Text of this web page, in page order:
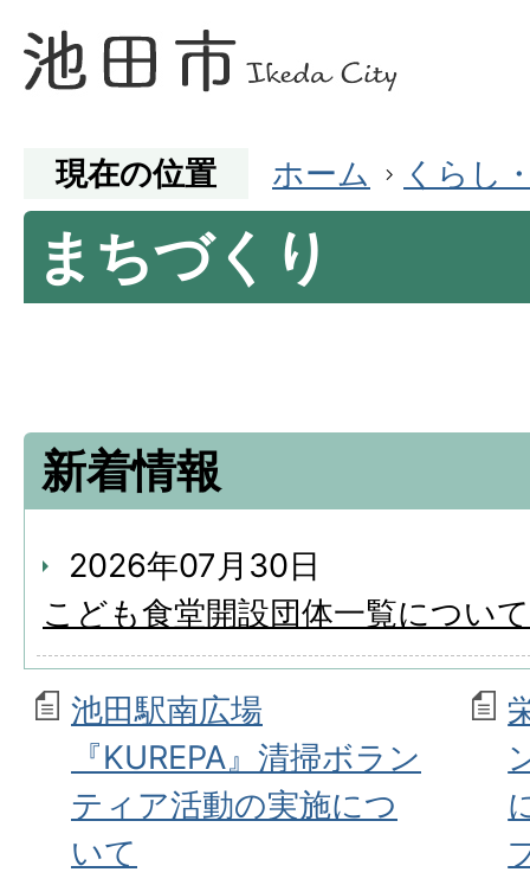
現在の位置 ホーム くらし
まちづくり
新着情報
2026年07月30日
こども食堂開設団体一覧について
池田駅南広場
『KUREPA』清掃ボラン
ティア活動の実施につ
いて